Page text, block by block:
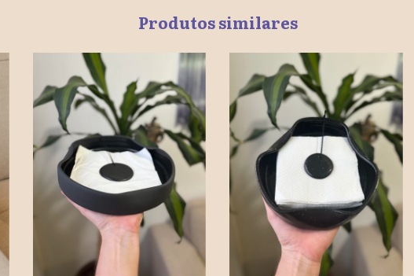
Produtos similares